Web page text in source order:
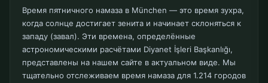
Время пятничного намаза в München — это время зухра,
когда солнце достигает зенита и начинает склоняться к
западу (завал). Эти времена, определённые
астрономическими расчётами Diyanet İşleri Başkanlığı,
представлены на нашем сайте в актуальном виде. Мы
тщательно отслеживаем время намаза для 1.214 городов